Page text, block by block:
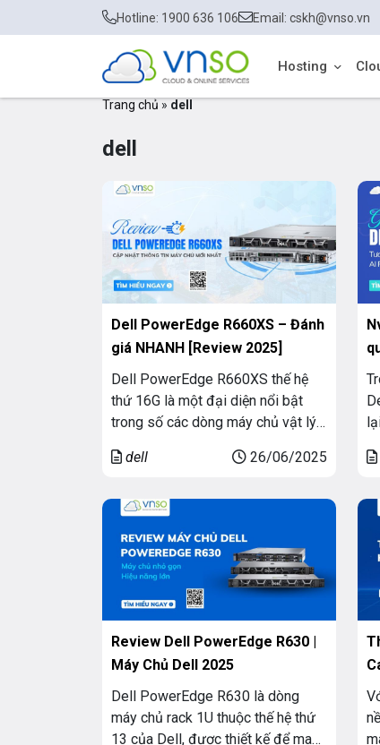
Hotline: 1900 636 106 Email: cskh@vnso.vn
Hosting
Trang chủ » dell
dell
Dell PowerEdge R660XS – Đánh
giá NHANH [Review 2025]
Dell PowerEdge R660XS thế hệ
thứ 16G là một đại diện nổi bật
trong số các dòng máy chủ vật lý
dòng chuyên xử lý GPU. R660XS
năng, mật độ phần cứng và khả
năng triển khai linh hoạt. Hãy cùng
[…]
dell 26/06/2025
Review Dell PowerEdge R630 |
Máy Chủ Dell 2025
Dell PowerEdge R630 là dòng
máy chủ rack 1U thuộc thế hệ thứ
13 của Dell, được thiết kế để mang